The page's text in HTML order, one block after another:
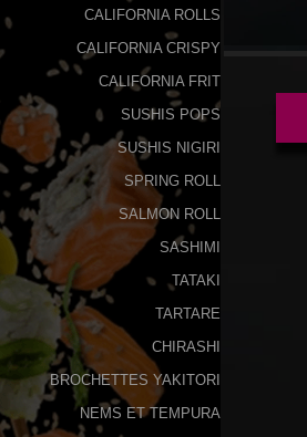
CALIFORNIA ROLLS
CALIFORNIA CRISPY
CALIFORNIA FRIT
SUSHIS POPS
SUSHIS NIGIRI
SPRING ROLL
SALMON ROLL
SASHIMI
TATAKI
TARTARE
CHIRASHI
BROCHETTES YAKITORI
NEMS ET TEMPURA